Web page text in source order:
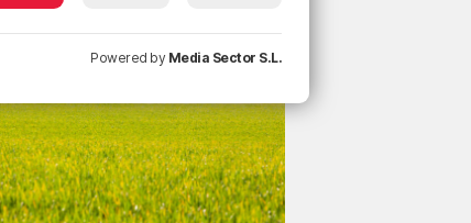
Powered by Media Sector S.L.